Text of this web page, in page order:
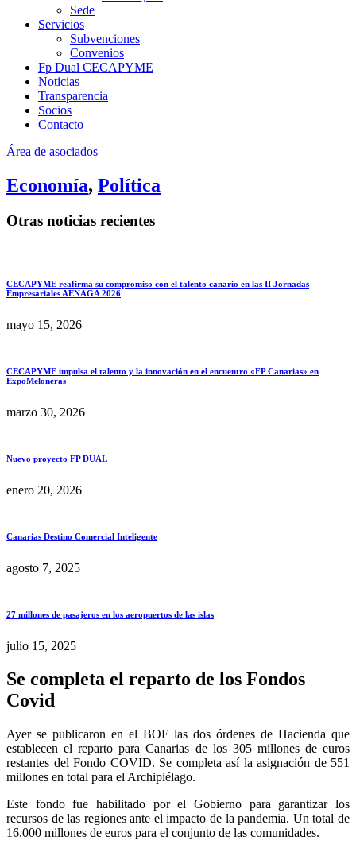
Sede
Servicios
Subvenciones
Convenios
Fp Dual CECAPYME
Noticias
Transparencia
Socios
Contacto
Área de asociados
Economía, Política
Otras noticias recientes
CECAPYME reafirma su compromiso con el talento canario en las II Jornadas
Empresariales AENAGA 2026
mayo 15, 2026
CECAPYME impulsa el talento y la innovación en el encuentro «FP Canarias» en
ExpoMeloneras
marzo 30, 2026
Nuevo proyecto FP DUAL
enero 20, 2026
Canarias Destino Comercial Inteligente
agosto 7, 2025
27 millones de pasajeros en los aeropuertos de las islas
julio 15, 2025
Se completa el reparto de los Fondos
Covid
Ayer se publicaron en el BOE las dos órdenes de Hacienda que
establecen el reparto para Canarias de los 305 millones de euros
restantes del Fondo COVID. Se completa así la asignación de 551
millones en total para el Archipiélago.
Este fondo fue habilitado por el Gobierno para garantizar los
recursos de las regiones ante el impacto de la pandemia. Un total de
16.000 millones de euros para el conjunto de las comunidades.